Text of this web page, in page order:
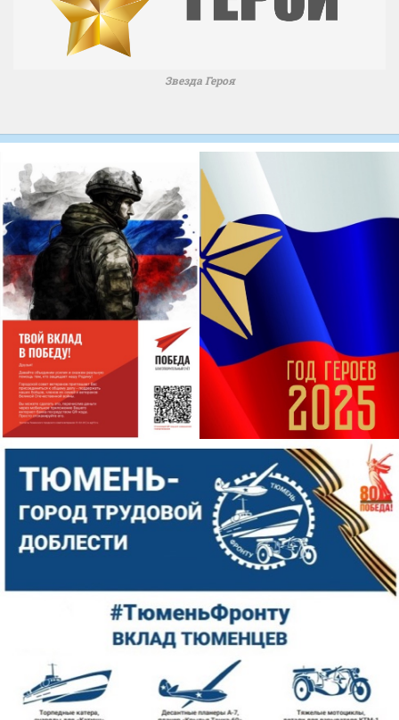
Звезда Героя